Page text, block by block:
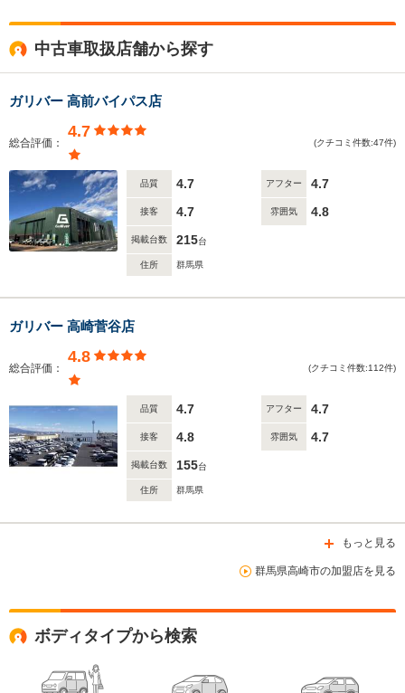
中古車取扱店舗から探す
ガリバー 高前バイパス店
総合評価：
4.7
(クチコミ件数:47件)
品質 4.7 アフター 4.7
接客 4.7 雰囲気 4.8
掲載台数 215台
住所 群馬県
ガリバー 高崎菅谷店
総合評価：
4.8
(クチコミ件数:112件)
品質 4.7 アフター 4.7
接客 4.8 雰囲気 4.7
掲載台数 155台
住所 群馬県
もっと見る
群馬県高崎市の加盟店を見る
ボディタイプから検索